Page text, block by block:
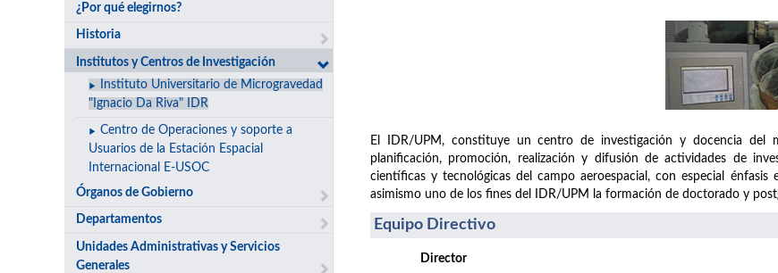
¿Por qué elegirnos?
Historia
Institutos y Centros de Investigación
Instituto Universitario de Microgravedad
"Ignacio Da Riva" IDR
Centro de Operaciones y soporte a
Usuarios de la Estación Espacial
Internacional E-USOC
Órganos de Gobierno
Departamentos
Unidades Administrativas y Servicios
Generales
El IDR/UPM, constituye un centro de investigación y docencia
planificación, promoción, realización y difusión de actividades de
científicas y tecnológicas del campo aeroespacial, con especial
asimismo uno de los fines del IDR/UPM la formación de doctorado y
Equipo Directivo
Director